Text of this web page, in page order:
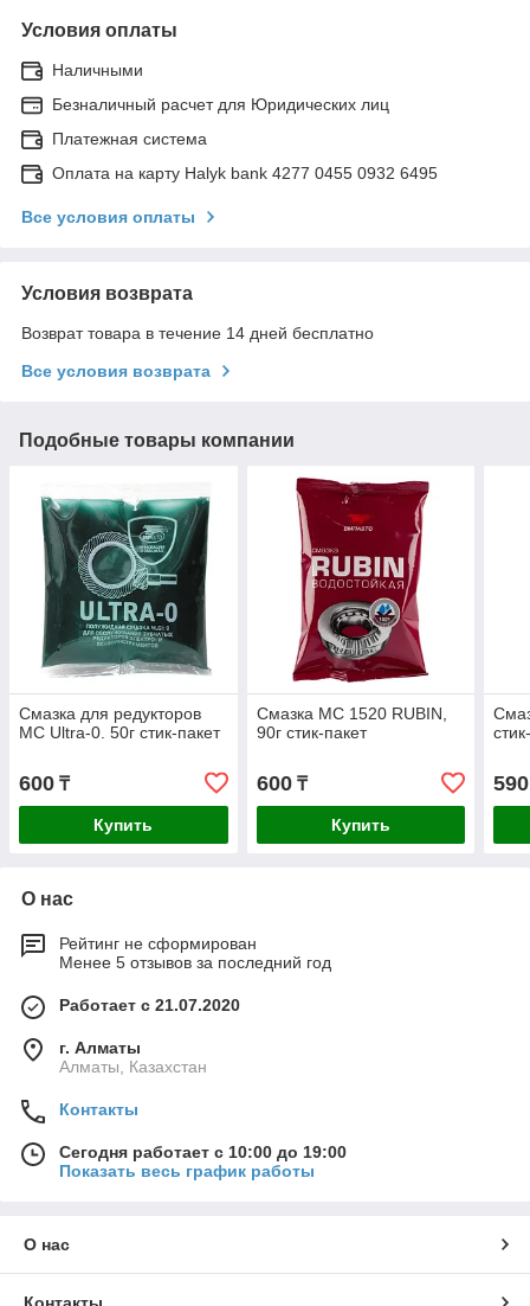
Условия оплаты
Наличными
Безналичный расчет для Юридических лиц
Платежная система
Оплата на карту Halyk bank 4277 0455 0932 6495
Все условия оплаты
Условия возврата
Возврат товара в течение 14 дней бесплатно
Все условия возврата
Подобные товары компании
Смазка для редукторов
МС Ultra-0. 50г стик-пакет
600 ₸
Купить
Смазка МС 1520 RUBIN,
90г стик-пакет
600₸
Купить
590
О нас
Рейтинг не сформирован
Менее 5 отзывов за последний год
Работает с 21.07.2020
г. Алматы
Алматы, Казахстан
Контакты
Сегодня работает с 10:00 до 19:00
Показать весь график работы
О нас